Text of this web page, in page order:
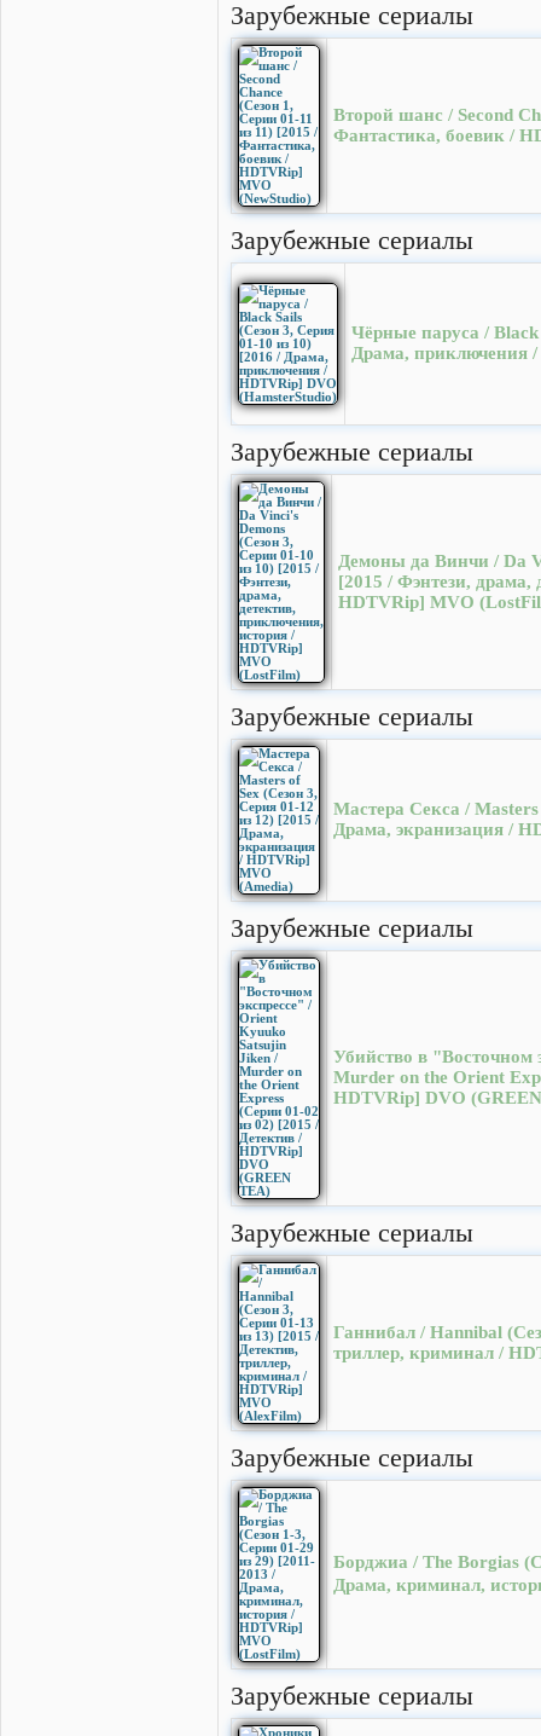
Зарубежные сериалы
Второй шанс / Second
Фантастика, боевик /
Зарубежные сериалы
Чёрные паруса /
Драма, приключения
Зарубежные сериалы
Демоны да Винчи / Da
[2015 / Фэнтези, драма,
HDTVRip] MVO
Зарубежные сериалы
Мастера Секса /
Драма, экранизация /
Зарубежные сериалы
Убийство в "Восточном
Murder on the Orient
HDTVRip] DVO
Зарубежные сериалы
Ганнибал / Hannibal
триллер, криминал /
Зарубежные сериалы
Борджиа / The Borgias
Драма, криминал,
Зарубежные сериалы